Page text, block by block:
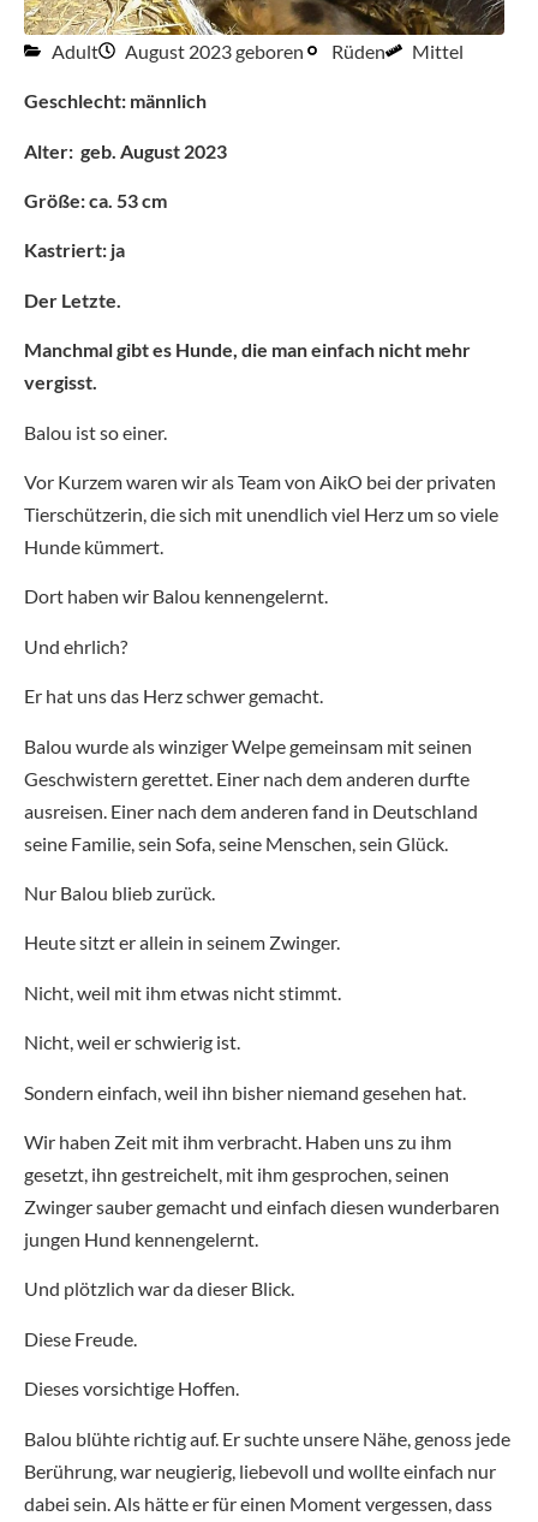
Adult August 2023 geboren Rüden Mittel
Geschlecht: männlich
Alter: geb. August 2023
Größe: ca. 53 cm
Kastriert: ja
Der Letzte.
Manchmal gibt es Hunde, die man einfach nicht mehr
vergisst.
Balou ist so einer.
Vor Kurzem waren wir als Team von AikO bei der privaten
Tierschützerin, die sich mit unendlich viel Herz um so viele
Hunde kümmert.
Dort haben wir Balou kennengelernt.
Und ehrlich?
Er hat uns das Herz schwer gemacht.
Balou wurde als winziger Welpe gemeinsam mit seinen
Geschwistern gerettet. Einer nach dem anderen durfte
ausreisen. Einer nach dem anderen fand in Deutschland
seine Familie, sein Sofa, seine Menschen, sein Glück.
Nur Balou blieb zurück.
Heute sitzt er allein in seinem Zwinger.
Nicht, weil mit ihm etwas nicht stimmt.
Nicht, weil er schwierig ist.
Sondern einfach, weil ihn bisher niemand gesehen hat.
Wir haben Zeit mit ihm verbracht. Haben uns zu ihm
gesetzt, ihn gestreichelt, mit ihm gesprochen, seinen
Zwinger sauber gemacht und einfach diesen wunderbaren
jungen Hund kennengelernt.
Und plötzlich war da dieser Blick.
Diese Freude.
Dieses vorsichtige Hoffen.
Balou blühte richtig auf. Er suchte unsere Nähe, genoss jede
Berührung, war neugierig, liebevoll und wollte einfach nur
dabei sein. Als hätte er für einen Moment vergessen, dass